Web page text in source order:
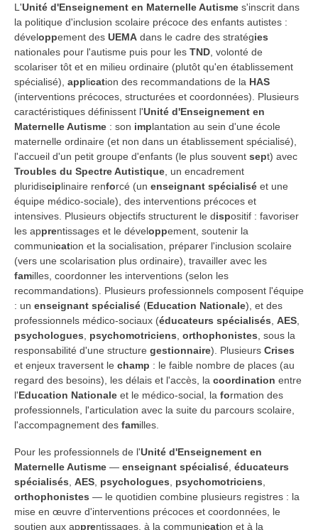
L'Unité d'Enseignement en Maternelle Autisme s'inscrit dans
la politique d'inclusion scolaire précoce des enfants autistes :
développement des UEMA dans le cadre des stratégies
nationales pour l'autisme puis pour les TND , volonté de
scolariser tôt et en milieu ordinaire (plutôt qu'en établissement
spécialisé), application des recommandations de la HAS
(interventions précoces, structurées et coordonnées). Plusieurs
caractéristiques définissent l'Unité d'Enseignement en
Maternelle Autisme : son implantation au sein d'une école
maternelle ordinaire (et non dans un établissement spécialisé),
l'accueil d'un petit groupe d'enfants (le plus souvent sept) avec
Troubles du Spectre Autistique , un encadrement
pluridisciplinaire renforcé (un enseignant spécialisé et une
équipe médico-sociale), des interventions précoces et
intensives. Plusieurs objectifs structurent le dispositif : favoriser
les apprentissages et le développement, soutenir la
communication et la socialisation, préparer l'inclusion scolaire
(vers une scolarisation plus ordinaire), travailler avec les
familles, coordonner les interventions (selon les
recommandations). Plusieurs professionnels composent l'équipe
: un enseignant spécialisé (Education Nationale), et des
professionnels médico-sociaux (éducateurs spécialisés AES
psychologues
psychomotriciens orthophonistes , sous la
responsabilité d'une structure gestionnaire). Plusieurs Crises
et enjeux traversent le champ : le faible nombre de places (au
regard des besoins), les délais et l'accès, la coordination entre
l'Education Nationale et le médico-social, la formation des
professionnels, l'articulation avec la suite du parcours scolaire,
l'accompagnement des familles.
Pour les professionnels de l'Unité d'Enseignement en
Maternelle Autisme — enseignant spécialisé éducateurs
spécialisés AES psychologues psychomotriciens
orthophonistes — le quotidien combine plusieurs registres : la
mise en œuvre d'interventions précoces et coordonnées, le
soutien aux apprentissages, à la communication et à la